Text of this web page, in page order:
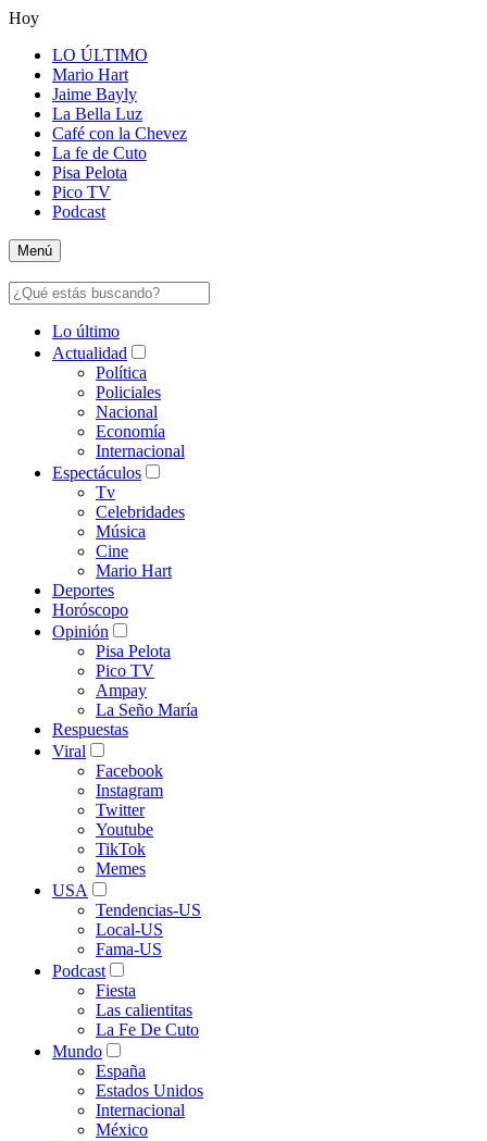
Hoy
LO ÚLTIMO
Mario Hart
Jaime Bayly
La Bella Luz
Café con la Chevez
La fe de Cuto
Pisa Pelota
Pico TV
Podcast
Menú
Lo último
Actualidad
Política
Policiales
Nacional
Economía
Internacional
Espectáculos
Tv
Celebridades
Música
Cine
Mario Hart
Deportes
Horóscopo
Opinión
Pisa Pelota
Pico TV
Ampay
La Seño María
Respuestas
Viral
Facebook
Instagram
Twitter
Youtube
TikTok
Memes
USA
Tendencias-US
Local-US
Fama-US
Podcast
Fiesta
Las calientitas
La Fe De Cuto
Mundo
España
Estados Unidos
Internacional
México